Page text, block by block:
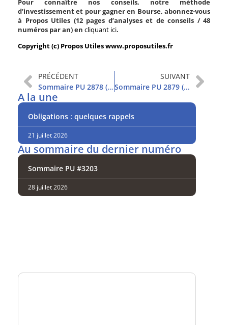
Pour connaître nos conseils, notre méthode
d’investissement et pour gagner en Bourse, abonnez-vous
à Propos Utiles (12 pages d’analyses et de conseils / 48
numéros par an) en cliquant ici.
Copyright (c) Propos Utiles www.proposutiles.fr
PRÉCÉDENT
Sommaire PU 2878 (12/11/2019)
SUIVANT
Sommaire PU 2879 (19/11/2019)
A la une
Obligations : quelques rappels
21 juillet 2026
Au sommaire du dernier numéro
Sommaire PU #3203
28 juillet 2026